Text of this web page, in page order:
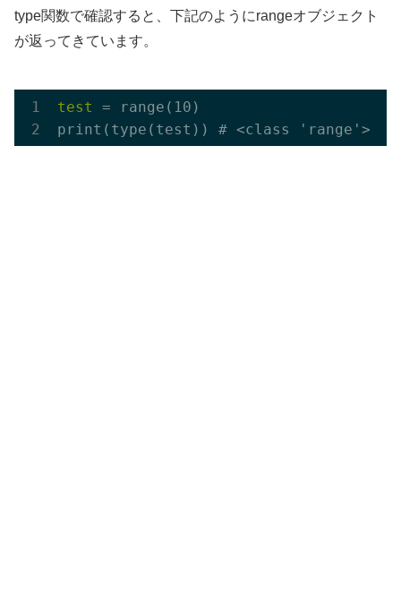
type関数で確認すると、下記のようにrangeオブジェクト
が返ってきています。
test = range(10)